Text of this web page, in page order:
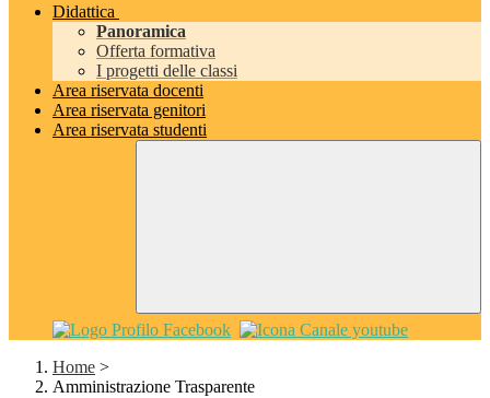
Didattica
Panoramica
Offerta formativa
I progetti delle classi
Area riservata docenti
Area riservata genitori
Area riservata studenti
Home >
Amministrazione Trasparente